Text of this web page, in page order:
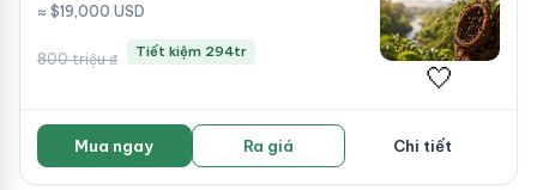
≈ $19,000 USD
800 triệu ₫ Tiết kiệm 294tr
🤍
Mua ngay Ra giá Chi tiết